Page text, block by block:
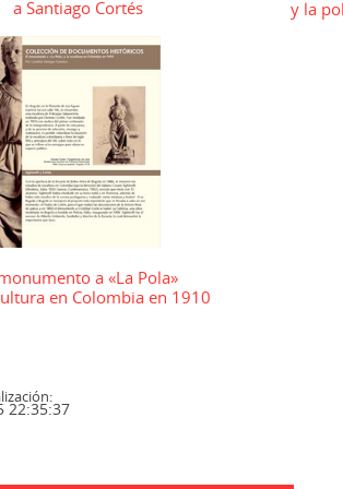
a Santiago Cortés
y la
a «La Pola»
en Colombia en 1910
22:35:37